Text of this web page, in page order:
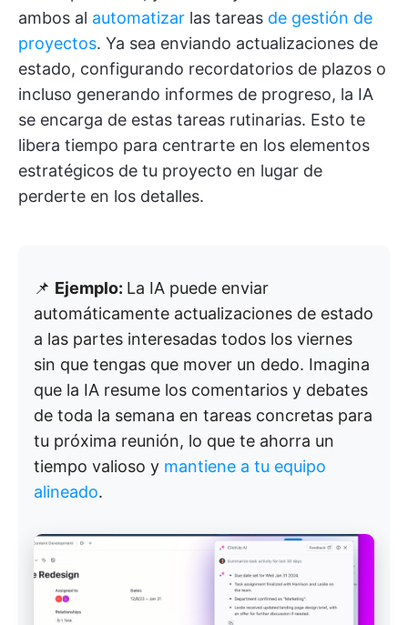
ambos al automatizar las tareas de gestión de
proyectos. Ya sea enviando actualizaciones de
estado, configurando recordatorios de plazos o
incluso generando informes de progreso, la IA
se encarga de estas tareas rutinarias. Esto te
libera tiempo para centrarte en los elementos
estratégicos de tu proyecto en lugar de
perderte en los detalles.
📌 Ejemplo: La IA puede enviar
automáticamente actualizaciones de estado
a las partes interesadas todos los viernes
sin que tengas que mover un dedo. Imagina
que la IA resume los comentarios y debates
de toda la semana en tareas concretas para
tu próxima reunión, lo que te ahorra un
tiempo valioso y mantiene a tu equipo
alineado.